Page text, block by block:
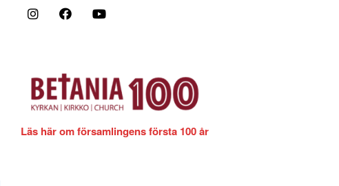
Läs här om församlingens första 100 år